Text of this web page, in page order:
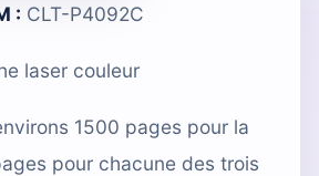
: CLT-P4092C
laser couleur
1500 pages pour la
pour chacune des trois